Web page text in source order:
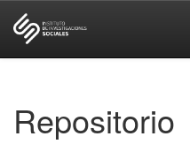
Repositorio